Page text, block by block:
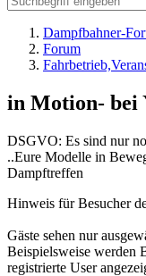
Dampfbahner-
Forum
in Motion- bei
DSGVO: Es sind nur
..Eure Modelle in
Dampftreffen
Hinweis für Besucher
Gäste sehen nur
Beispielsweise werden
registrierte User